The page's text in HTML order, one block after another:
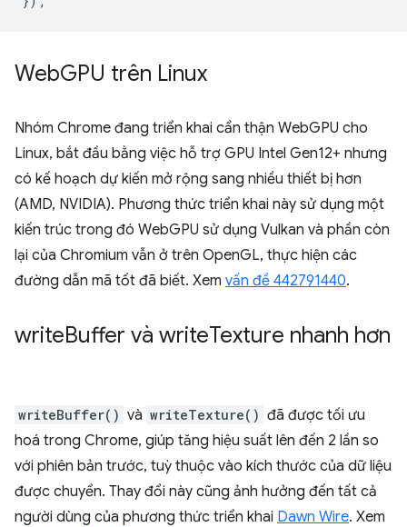
WebGPU trên Linux
Nhóm Chrome đang triển khai cẩn thận WebGPU cho
Linux, bắt đầu bằng việc hỗ trợ GPU Intel Gen12+ nhưng
có kế hoạch dự kiến mở rộng sang nhiều thiết bị hơn
(AMD, NVIDIA). Phương thức triển khai này sử dụng một
kiến trúc trong đó WebGPU sử dụng Vulkan và phần còn
lại của Chromium vẫn ở trên OpenGL, thực hiện các
đường dẫn mã tốt đã biết. Xem vấn đề 442791440.
writeBuffer và writeTexture nhanh hơn
writeBuffer() và writeTexture() đã được tối ưu
hoá trong Chrome, giúp tăng hiệu suất lên đến 2 lần so
với phiên bản trước, tuỳ thuộc vào kích thước của dữ liệu
được chuyển. Thay đổi này cũng ảnh hưởng đến tất cả
người dùng của phương thức triển khai Dawn Wire. Xem